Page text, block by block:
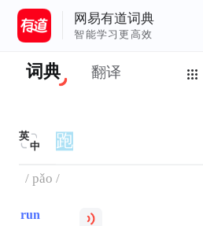
网易有道词典
智能学习更高效
词典 翻译
英
中
/ pǎo /
run